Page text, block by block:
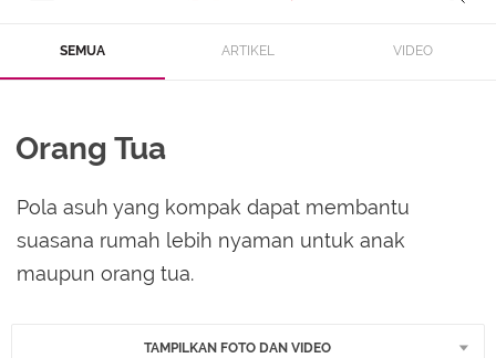
SEMUA ARTIKEL VIDEO
Orang Tua
Pola asuh yang kompak dapat membantu
suasana rumah lebih nyaman untuk anak
maupun orang tua.
TAMPILKAN FOTO DAN VIDEO